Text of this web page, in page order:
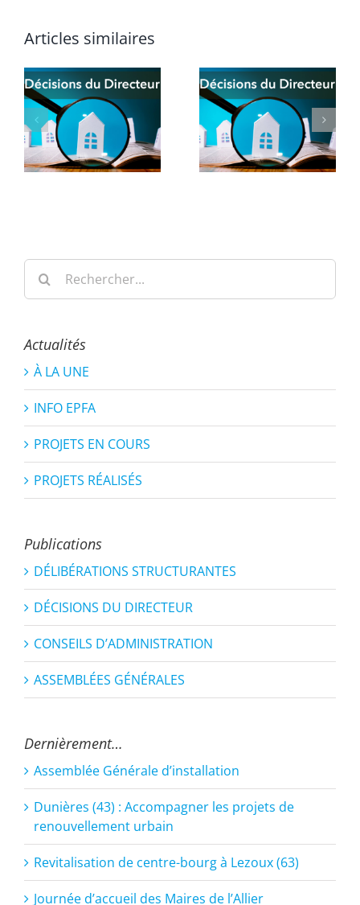
Articles similaires
Rechercher:
Actualités
À LA UNE
INFO EPFA
PROJETS EN COURS
PROJETS RÉALISÉS
Publications
DÉLIBÉRATIONS STRUCTURANTES
DÉCISIONS DU DIRECTEUR
CONSEILS D’ADMINISTRATION
ASSEMBLÉES GÉNÉRALES
Dernièrement…
Assemblée Générale d’installation
Dunières (43) : Accompagner les projets de
renouvellement urbain
Revitalisation de centre-bourg à Lezoux (63)
Journée d’accueil des Maires de l’Allier